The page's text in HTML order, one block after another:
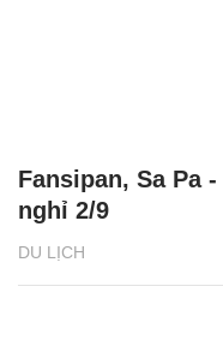
DU LỊCH
Fansipan, Sa Pa
nghỉ 2/9